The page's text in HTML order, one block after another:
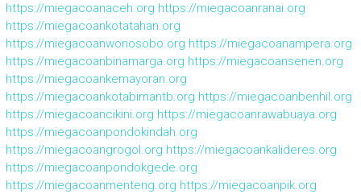
https://miegacoanaceh.org https://miegacoanranai.org
https://miegacoankotatahan.org
https://miegacoanwonosobo.org https://miegacoanampera.org
https://miegacoanbinamarga.org https://miegacoansenen.org
https://miegacoankemayoran.org
https://miegacoankotabimantb.org https://miegacoanbenhil.org
https://miegacoancikini.org https://miegacoanrawabuaya.org
https://miegacoanpondokindah.org
https://miegacoangrogol.org https://miegacoankalideres.org
https://miegacoanpondokgede.org
https://miegacoanmenteng.org https://miegacoanpik.org